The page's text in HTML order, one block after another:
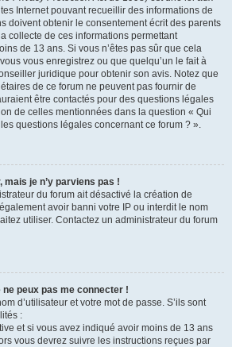
Internet pouvant recueillir des informations de
doivent obtenir le consentement écrit des parents
collecte de ces informations permettant
de 13 ans. Si vous n’êtes pas sûr que cela
vous enregistrez ou que quelqu’un le fait à
juridique pour obtenir son avis. Notez que
de ce forum ne peuvent pas fournir de
être contactés pour des questions légales
de celles mentionnées dans la question « Qui
questions légales concernant ce forum ? ».
mais je n’y parviens pas !
du forum ait désactivé la création de
avoir banni votre IP ou interdit le nom
utiliser. Contactez un administrateur du forum
peux pas me connecter !
d’utilisateur et votre mot de passe. S’ils sont
:
et si vous avez indiqué avoir moins de 13 ans
vous devrez suivre les instructions reçues par